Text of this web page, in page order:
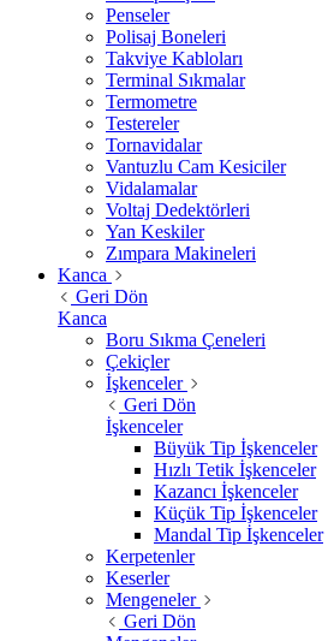
Penseler
Polisaj Boneleri
Takviye Kabloları
Terminal Sıkmalar
Termometre
Testereler
Tornavidalar
Vantuzlu Cam Kesiciler
Vidalamalar
Voltaj Dedektörleri
Yan Keskiler
Zımpara Makineleri
Kanca
Geri Dön
Kanca
Boru Sıkma Çeneleri
Çekiçler
İşkenceler
Geri Dön
İşkenceler
Büyük Tip İşkenceler
Hızlı Tetik İşkenceler
Kazancı İşkenceler
Küçük Tip İşkenceler
Mandal Tip İşkenceler
Kerpetenler
Keserler
Mengeneler
Geri Dön